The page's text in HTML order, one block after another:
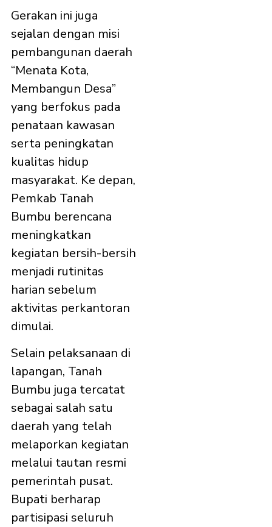
Gerakan ini juga
sejalan dengan misi
pembangunan daerah
“Menata Kota,
Membangun Desa”
yang berfokus pada
penataan kawasan
serta peningkatan
kualitas hidup
masyarakat. Ke depan,
Pemkab Tanah
Bumbu berencana
meningkatkan
kegiatan bersih-bersih
menjadi rutinitas
harian sebelum
aktivitas perkantoran
dimulai.
Selain pelaksanaan di
lapangan, Tanah
Bumbu juga tercatat
sebagai salah satu
daerah yang telah
melaporkan kegiatan
melalui tautan resmi
pemerintah pusat.
Bupati berharap
partisipasi seluruh